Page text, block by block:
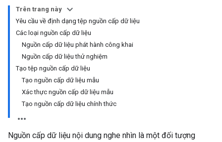
Trên trang này
Yêu cầu về định dạng tệp nguồn cấp dữ liệu
Các loại nguồn cấp dữ liệu
Nguồn cấp dữ liệu phát hành công khai
Nguồn cấp dữ liệu thử nghiệm
Tạo tệp nguồn cấp dữ liệu
Tạo nguồn cấp dữ liệu mẫu
Xác thực nguồn cấp dữ liệu mẫu
Tạo nguồn cấp dữ liệu chính thức
Nguồn cấp dữ liệu nội dung nghe nhìn là một đối tượng